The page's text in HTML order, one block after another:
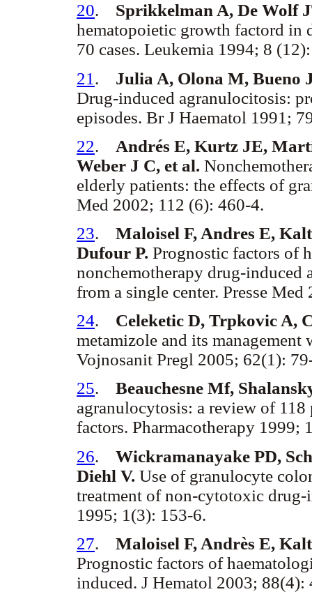
20. Sprikkelman A, De Wolf
hematopoietic growth factord in
70 cases. Leukemia 1994; 8
21 . Julia A, Olona M, Bueno
Drug-induced agranulocitosis:
episodes. Br J Haematol 1991;
22. Andrés E, Kurtz JE,
Weber J C, et al.
elderly patients: the effects of
Med 2002; 112 (6): 460-4.
23. Maloisel F, Andres E,
Dufour P. Prognostic factors of
nonchemotherapy drug-induced
from a single center. Presse
24. Celeketic D, Trpkovic A,
metamizole and its
Vojnosanit Pregl 2005; 62(1):
25. Beauchesne Mf,
agranulocytosis: a review of
factors. Pharmacotherapy 1999;
26. Wickramanayake PD,
Diehl V. Use of granulocyte
treatment of non-cytotoxic drug-
1995; 1(3): 153-6.
27. Maloisel F, Andrès E,
Prognostic factors of
induced. J Hematol 2003; 88(4):